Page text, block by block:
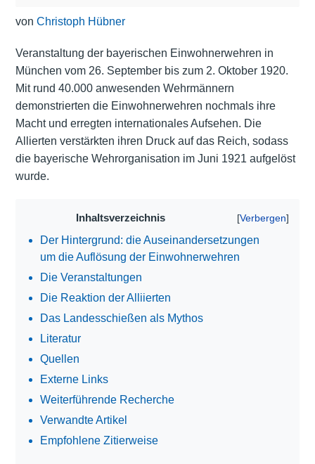
von Christoph Hübner
Veranstaltung der bayerischen Einwohnerwehren in
München vom 26. September bis zum 2. Oktober 1920.
Mit rund 40.000 anwesenden Wehrmännern
demonstrierten die Einwohnerwehren nochmals ihre
Macht und erregten internationales Aufsehen. Die
Allierten verstärkten ihren Druck auf das Reich, sodass
die bayerische Wehrorganisation im Juni 1921 aufgelöst
wurde.
Inhaltsverzeichnis
Der Hintergrund: die Auseinandersetzungen
um die Auflösung der Einwohnerwehren
Die Veranstaltungen
Die Reaktion der Alliierten
Das Landesschießen als Mythos
Literatur
Quellen
Externe Links
Weiterführende Recherche
Verwandte Artikel
Empfohlene Zitierweise